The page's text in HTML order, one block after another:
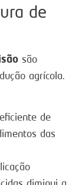
de
são
agrícola.
de
das